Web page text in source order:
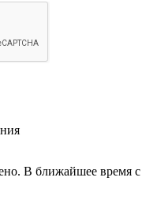
В ближайшее время с